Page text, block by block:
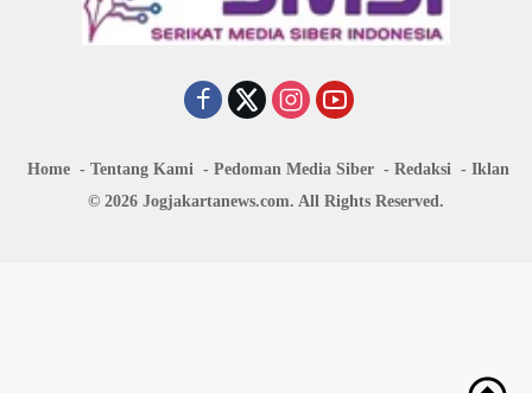
Home Tentang Kami Pedoman Media Siber Redaksi
Iklan
© 2026 Jogjakartanews.com. All Rights Reserved.